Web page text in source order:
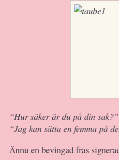
“Hur säker är du på din sak?”
“Jag kan sätta en femma på
Ännu en bevingad fras